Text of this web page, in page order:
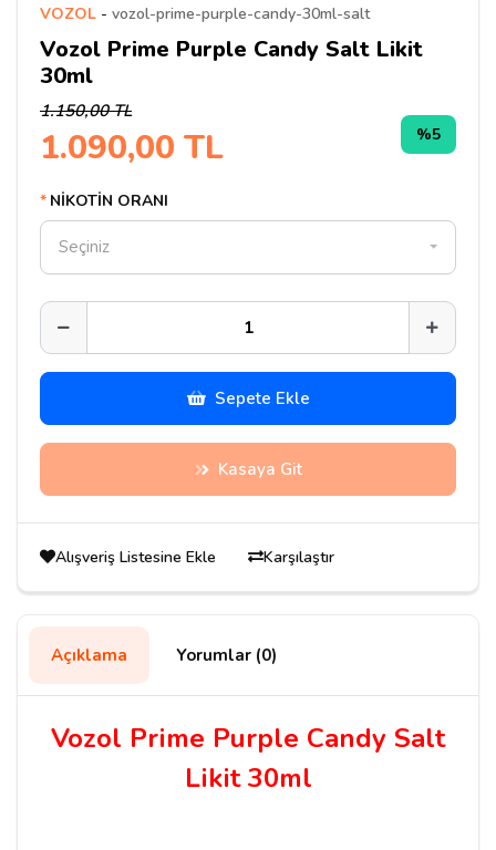
VOZOL - vozol-prime-purple-candy-30ml-salt
Vozol Prime Purple Candy Salt Likit
30ml
1.150,00 TL
1.090,00 TL %5
NİKOTİN ORANI
Seçiniz
Sepete Ekle
Kasaya Git
Alışveriş Listesine Ekle Karşılaştır
Açıklama Yorumlar (0)
Vozol Prime Purple Candy Salt
Likit 30ml